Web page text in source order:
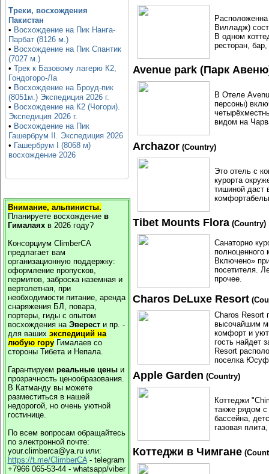
Треки, восхождения
Пакистан
• Восхождение на Пик Нанга-
Парбат (8126 м.)
• Восхождение на Пик Спантик
(7027 м.)
• Трек к Базовому лагерю К2,
Гондогоро-Ла
• Восхождение на Броуд-пик
(8051м.) Экспедиция 2026 г.
• Восхождение на К2 (Чогори).
Экспедиция 2026 г.
• Восхождение на Пик
Гашербрум II. Экспедиция 2026
• Гашербрум I (8068 м)
восхождение 2026
Внимание, альпинисты.
Планируете восхождение в
Гималаяхв 2026году?
Консорциум ClimberCA
предлагает вам
организационную поддержку:
оформление пропусков,
пермитов, заброска наземная и
вертолетная, при
необходимости питание, аренда
снаряжения БЛ, повара,
портеры, гиды с опытом
восхождения на Эверести пр. -
для ваших экспедиций на
любую горуГималаев со
стороны Тибета и Непала.
Гарантируем реальные ценыи
прозрачность ценообразования.
В Катманду вы можете
разместиться в нашей
недорогой, но очень уютной
гостинице.
По всем вопросам обращайтесь
по электронной почте:
your.climberca@ya.ru или:
https://t.me/ClimberCA- telegram
+7966 065-53-44 - whatsapp/viber
Вилладж)
В одном
ресторан,
Avenue park (Парк
В Отеле
персоны)
видом на
Archazor (Country)
Это отель с
курорта
тишиной даст
Tibet Mounts Flora (Country)
Санаторно
Включено»
посетителя.
прочее.
Charos DeLuxe Resort
Charos Resort
высочайшим
комфорт и
гость найдет
Resort
поселка
Apple Garden (Country)
Коттеджи
также рядом
бассейна,
газовая
Коттеджи в Чимгане